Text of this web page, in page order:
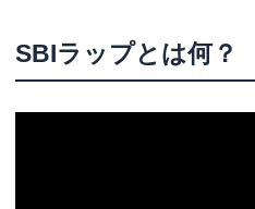
悪い評判③毎日の積立購
悪い評判④購入後、ポー
SBIラップとは何？